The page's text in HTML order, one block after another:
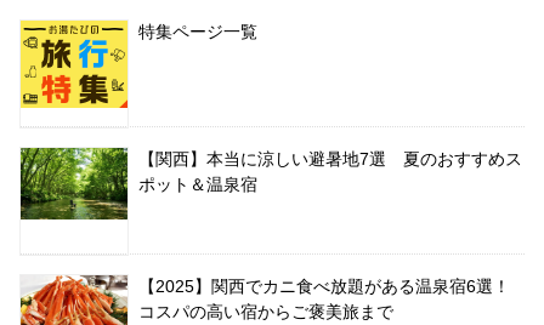
特集ページ一覧
【関西】本当に涼しい避暑地7選 夏のおすすめス
ポット＆温泉宿
【2025】関西でカニ食べ放題がある温泉宿6選！
コスパの高い宿からご褒美旅まで